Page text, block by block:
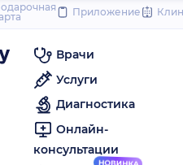
Приложение
Врачи
Услуги
Диагностика
Онлайн-
консультации